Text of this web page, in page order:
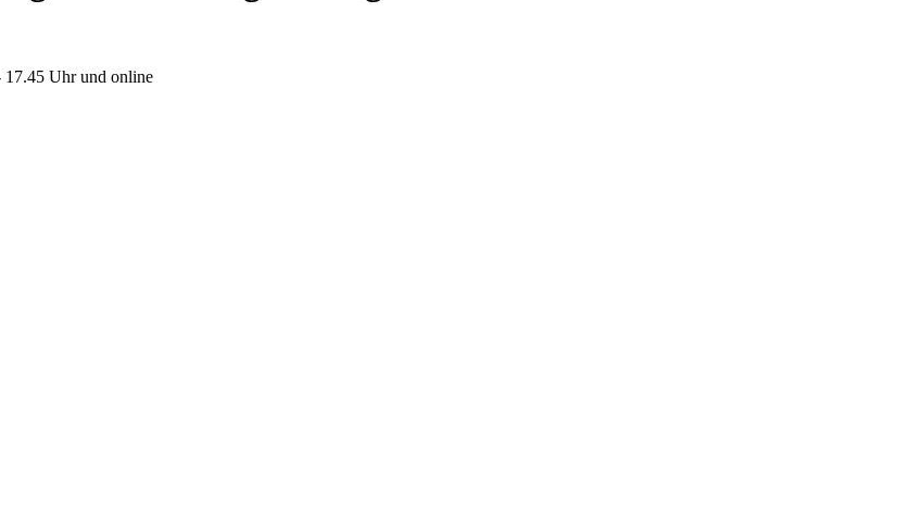
17.45 Uhr und online